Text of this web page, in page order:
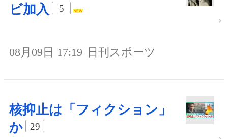
ビ加入
5
08月09日 17:19 日刊スポーツ
核抑止は「フィクション」
か
29